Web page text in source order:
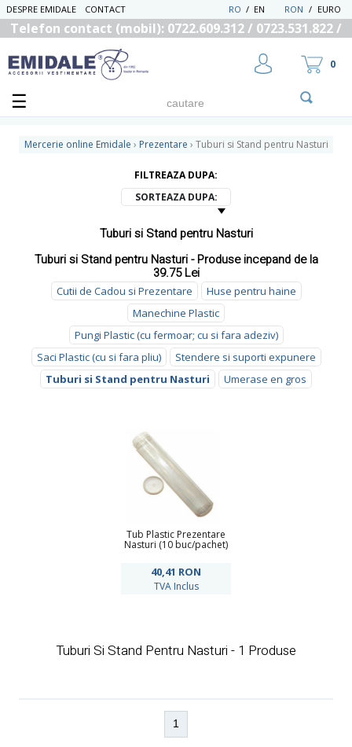
DESPRE EMIDALE CONTACT RON / EURO
EN
/
RO
Telefon contact (mobil): 0722.609.312 / 0723.531.822 /
UTILIZATOR NOU
RECUPEREAZA PAROLA
0
Mercerie online Emidale › Prezentare › Tuburi si Stand pentru Nasturi
FILTREAZA DUPA:
SORTEAZA DUPA:
Tuburi si Stand pentru Nasturi
Tuburi si Stand pentru Nasturi - Produse incepand de la
39.75 Lei
Cutii de Cadou si Prezentare
Huse pentru haine
Manechine Plastic
Pungi Plastic (cu fermoar; cu si fara adeziv)
Saci Plastic (cu si fara pliu)
Stendere si suporti expunere
Tuburi si Stand pentru Nasturi
Umerase en gros
Tub Plastic Prezentare
Nasturi (10 buc/pachet)
40,41 RON
TVA Inclus
Tuburi Si Stand Pentru Nasturi - 1 Produse
1